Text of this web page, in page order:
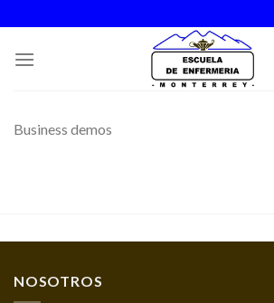
to
content
Business demos
NOSOTROS